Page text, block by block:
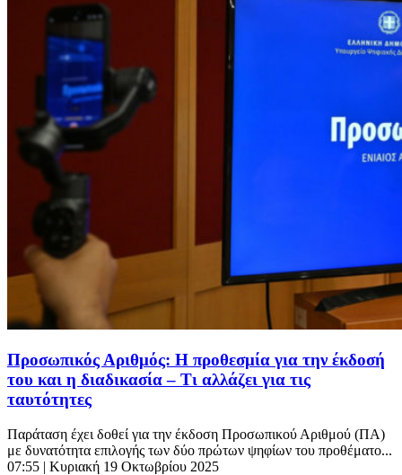
Προσωπικός Αριθμός: Η προθεσμία για την έκδοσή
του και η διαδικασία – Τι αλλάζει για τις
ταυτότητες
Παράταση έχει δοθεί για την έκδοση Προσωπικού Αριθμού (ΠΑ)
με δυνατότητα επιλογής των δύο πρώτων ψηφίων του προθέματο...
07:55 | Κυριακή 19 Οκτωβρίου 2025